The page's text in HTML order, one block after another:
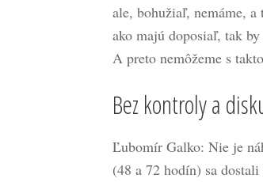
ale, bohužiaľ, nemáme,
ako majú doposiaľ, tak
A preto nemôžeme s
Bez kontroly a
Ľubomír Galko: Nie je
(48 a 72 hodín) sa